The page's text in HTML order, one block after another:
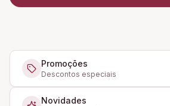
Promoções
Descontos especiais
Novidades